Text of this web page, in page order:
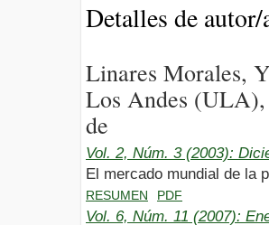
Detalles de autor/
Linares Morales,
Los Andes
de
Vol. 2, Núm. 3 (2003):
El mercado mundial de la
RESUMEN PDF
Vol. 6, Núm. 11 (2007):